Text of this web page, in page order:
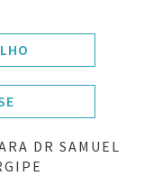
DR SAMUEL